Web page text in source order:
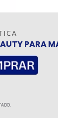
PARA